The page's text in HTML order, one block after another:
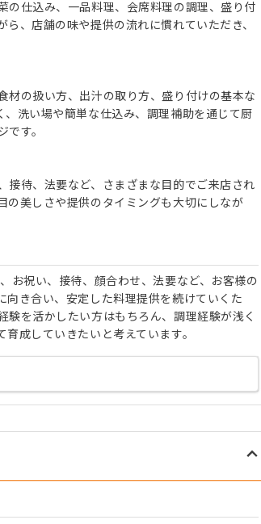
の仕込み、一品料理、会席料理の調理、盛り付
、店舗の味や提供の流れに慣れていただき、
材の扱い方、出汁の取り方、盛り付けの基本な
洗い場や簡単な仕込み、調理補助を通じて厨
す。
接待、法要など、さまざまな目的でご来店され
の美しさや提供のタイミングも大切にしなが
お祝い、接待、顔合わせ、法要など、お客様の
き合い、安定した料理提供を続けていくた
を活かしたい方はもちろん、調理経験が浅く
成していきたいと考えています。